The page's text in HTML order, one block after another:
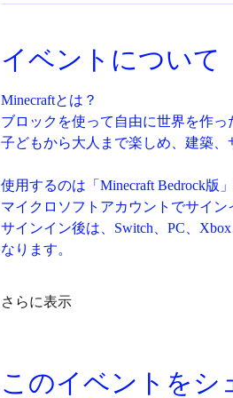
イベントについて
Minecraftとは？
ブロックを使って自由に世界を作っ
子どもから大人まで楽しめ、建築、
使用するのは「Minecraft Bedrock版
マイクロソフトアカウントでサイン
サインイン後は、Switch、PC、
なります。
さらに表示
このイベントをシ